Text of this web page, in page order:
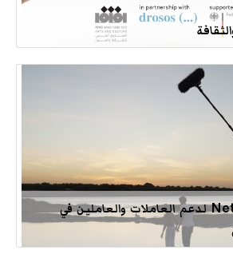
برنامج آفاق -Netflix لدعم العاملات والعاملين في